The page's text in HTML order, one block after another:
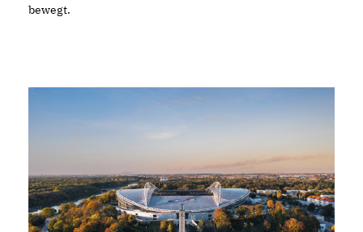
bewegt.